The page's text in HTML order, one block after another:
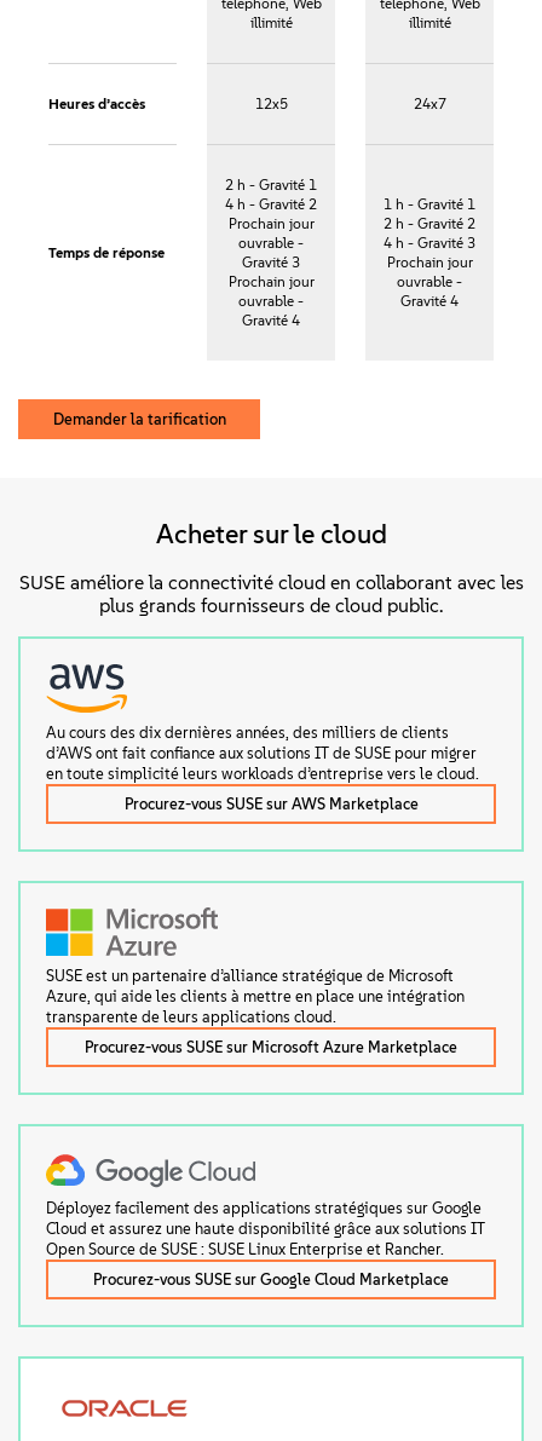
téléphone, Web
illimité
téléphone, Web
illimité
Heures d’accès 12x5 24x7
Temps de réponse
2 h - Gravité 1
4 h - Gravité 2
Prochain jour
ouvrable -
Gravité 3
Prochain jour
ouvrable -
Gravité 4
1 h - Gravité 1
2 h - Gravité 2
4 h - Gravité 3
Prochain jour
ouvrable -
Gravité 4
Demander la tarification
Acheter sur le cloud
SUSE améliore la connectivité cloud en collaborant avec les
plus grands fournisseurs de cloud public.
Au cours des dix dernières années, des milliers de clients
d’AWS ont fait confiance aux solutions IT de SUSE pour migrer
en toute simplicité leurs workloads d’entreprise vers le cloud.
Procurez-vous SUSE sur AWS Marketplace
SUSE est un partenaire d’alliance stratégique de Microsoft
Azure, qui aide les clients à mettre en place une intégration
transparente de leurs applications cloud.
Procurez-vous SUSE sur Microsoft Azure Marketplace
Déployez facilement des applications stratégiques sur Google
Cloud et assurez une haute disponibilité grâce aux solutions IT
Open Source de SUSE : SUSE Linux Enterprise et Rancher.
Procurez-vous SUSE sur Google Cloud Marketplace